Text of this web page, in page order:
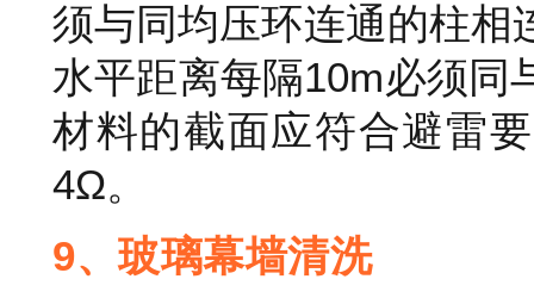
须与同均压环连通的柱相
水平距离每隔10m必须同
材料的截面应符合避雷
4Ω。
9、玻璃幕墙清洗